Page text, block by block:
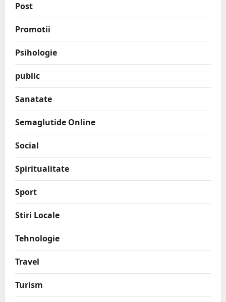
Post
Promotii
Psihologie
public
Sanatate
Semaglutide Online
Social
Spiritualitate
Sport
Stiri Locale
Tehnologie
Travel
Turism